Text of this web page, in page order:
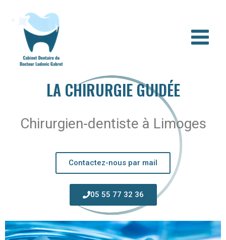
contenu
LA CHIRURGIE GUIDÉE
Chirurgien-dentiste à Limoges
Contactez-nous par mail
05 55 77 32 36